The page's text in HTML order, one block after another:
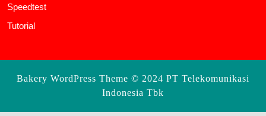
Speedtest
Tutorial
Bakery WordPress Theme © 2024 PT Telekomunikasi
Indonesia Tbk